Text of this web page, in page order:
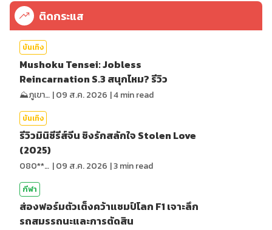
ติดกระแส
บันเทิง
Mushoku Tensei: Jobless
Reincarnation S.3 สนุกไหม? รีวิว
⛰️ภูเขาเล่าไปเรื่อย⛰️ |09 ส.ค. 2026 |4min read
บันเทิง
รีวิวมินิซีรีส์จีน ชิงรักสลักใจ Stolen Love
(2025)
080******* |09 ส.ค. 2026 |3min read
กีฬา
ส่องฟอร์มตัวเต็งคว้าแชมป์โลก F1 เจาะลึก
รถสมรรถนะและการตัดสิน